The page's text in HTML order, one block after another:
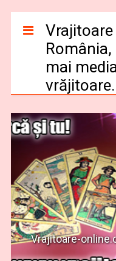
Vrajitoare
România,
mai
vrăjitoare.
Vrajitoare-